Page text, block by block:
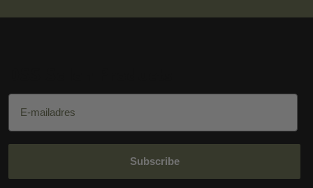
E-mailadres
Subscribe